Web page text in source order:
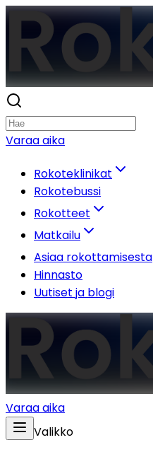
Varaa aika
Rokoteklinikat
Rokotebussi
Rokotteet
Matkailu
Asiaa rokottamisesta
Hinnasto
Uutiset ja blogi
Varaa aika
Valikko